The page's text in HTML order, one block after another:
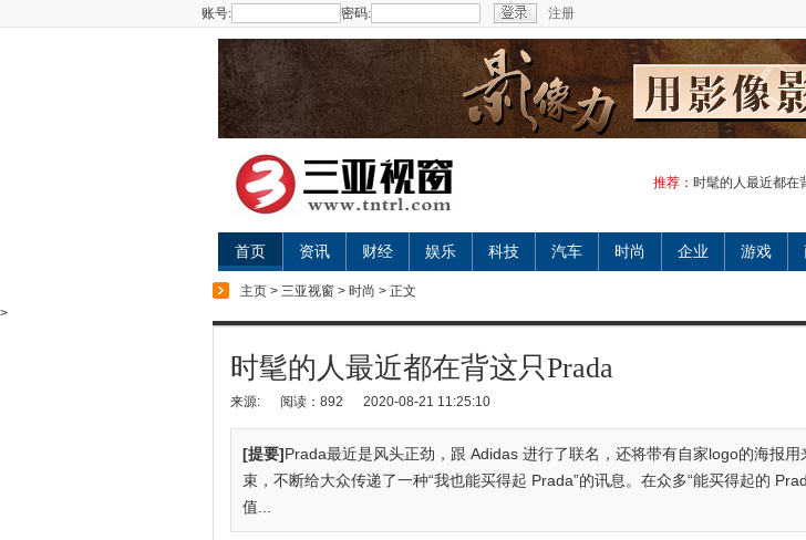
账号: 密码: 注册
推荐： 时髦的人最近都在
首页 资讯 财经 娱乐 科技 汽车 时尚 企业 游戏
主页 > 三亚视窗 > 时尚 > 正文
>
时髦的人最近都在背这只Prada
来源: 阅读：892 2020-08-21 11:25:10
[提要]Prada最近是风头正劲，跟 Adidas 进行了联名，还将带有自家logo的海报用
束，不断给大众传递了一种“我也能买得起 Prada”的讯息。在众多“能买得起的
值...